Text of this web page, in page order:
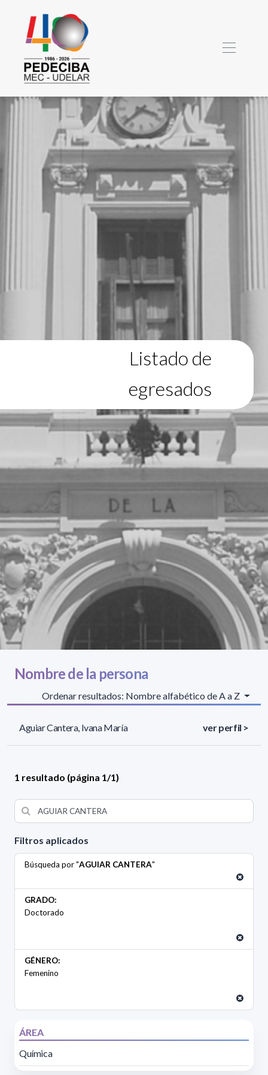
Listado de
egresados
Filtros aplicados
Búsqueda por "AGUIAR CANTERA"
GRADO:
Doctorado
GÉNERO:
Femenino
ÁREA
Química
Nombre de la persona
Ordenar resultados: Nombre alfabético de A a Z
Aguiar Cantera, Ivana María ver perfil >
1 resultado (página 1/1)